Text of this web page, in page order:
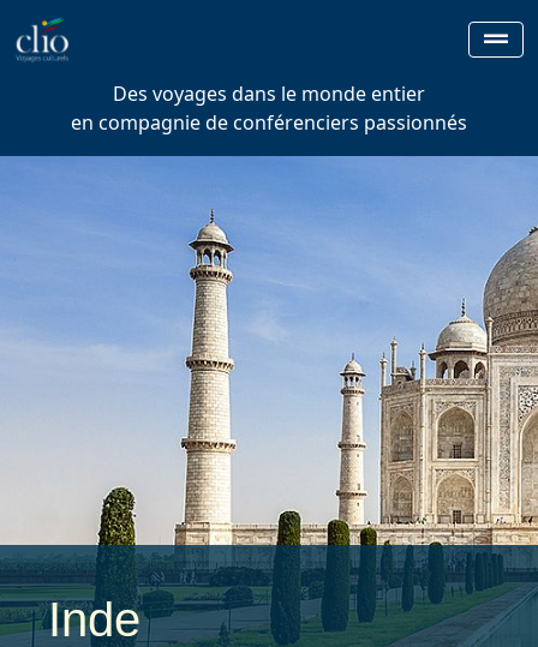
Des voyages dans le monde entier
en compagnie de conférenciers passionnés
Inde